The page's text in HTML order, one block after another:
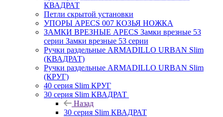
КВАДРАТ
Петли скрытой установки
УПОРЫ APECS 007 КОЗЬЯ НОЖКА
ЗАМКИ ВРЕЗНЫЕ APECS Замки врезные 53
серии Замки врезные 53 серии
Ручки раздельные ARMADILLO URBAN Slim
(КВАДРАТ)
Ручки раздельные ARMADILLO URBAN Slim
(КРУГ)
40 серия Slim КРУГ
30 серия Slim КВАДРАТ
Назад
30 серия Slim КВАДРАТ